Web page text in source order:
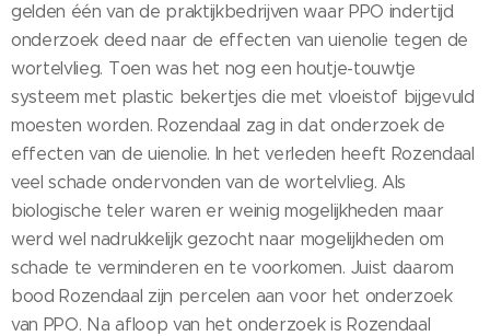
gelden één van de praktijkbedrijven waar PPO indertijd
onderzoek deed naar de effecten van uienolie tegen de
wortelvlieg. Toen was het nog een houtje-touwtje
systeem met plastic bekertjes die met vloeistof bijgevuld
moesten worden. Rozendaal zag in dat onderzoek de
effecten van de uienolie. In het verleden heeft Rozendaal
veel schade ondervonden van de wortelvlieg. Als
biologische teler waren er weinig mogelijkheden maar
werd wel nadrukkelijk gezocht naar mogelijkheden om
schade te verminderen en te voorkomen. Juist daarom
bood Rozendaal zijn percelen aan voor het onderzoek
van PPO. Na afloop van het onderzoek is Rozendaal